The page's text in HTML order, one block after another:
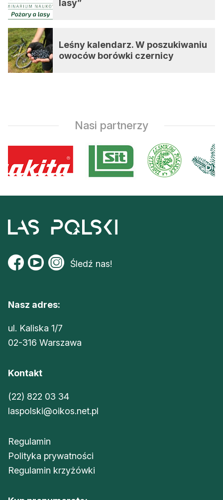
lasy”
Leśny kalendarz. W poszukiwaniu
owoców borówki czernicy
Nasi partnerzy
Śledź nas!
Nasz adres:
ul. Kaliska 1/7
02-316 Warszawa
Kontakt
(22) 822 03 34
laspolski@oikos.net.pl
Regulamin
Polityka prywatności
Regulamin krzyżówki